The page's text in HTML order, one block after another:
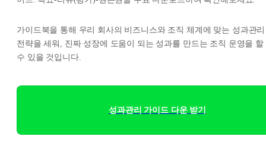
가이드북을 통해 우리 회사의 비즈니스와 조직 체계에 맞는 성과관리
전략을 세워, 진짜 성장에 도움이 되는 성과를 만드는 조직 운영을 할
수 있을 것입니다.
성과관리 가이드 다운 받기